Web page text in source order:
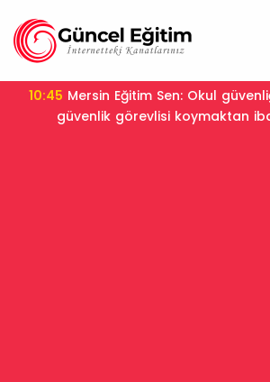
10:45
güvenlik görevlisi koymaktan